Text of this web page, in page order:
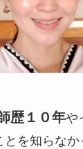
歴１０年や
とを知らな